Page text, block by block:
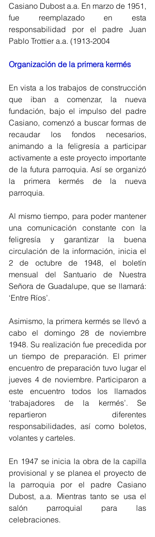
Casiano Dubost a.a. En marzo de 1951,
fue reemplazado en esta
responsabilidad por el padre Juan
Pablo Trottier a.a. (1913-2004
Organización de la primera kermés
En vista a los trabajos de construcción
que iban a comenzar, la nueva
fundación, bajo el impulso del padre
Casiano, comenzó a buscar formas de
recaudar los fondos necesarios,
animando a la feligresía a participar
activamente a este proyecto importante
de la futura parroquia. Así se organizó
la primera kermés de la nueva
parroquia.
Al mismo tiempo, para poder mantener
una comunicación constante con la
feligresía y garantizar la buena
circulación de la información, inicia el
2 de octubre de 1948, el boletín
mensual del Santuario de Nuestra
Señora de Guadalupe, que se llamará:
‘Entre Ríos’.
Asimismo, la primera kermés se llevó a
cabo el domingo 28 de noviembre
1948. Su realización fue precedida por
un tiempo de preparación. El primer
encuentro de preparación tuvo lugar el
jueves 4 de noviembre. Participaron a
este encuentro todos los llamados
‘trabajadores de la kermés’. Se
repartieron diferentes
responsabilidades, así como boletos,
volantes y carteles.
En 1947 se inicia la obra de la capilla
provisional y se planea el proyecto de
la parroquia por el padre Casiano
Dubost, a.a. Mientras tanto se usa el
salón parroquial para las
celebraciones.